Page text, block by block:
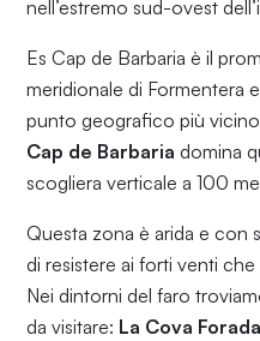
nell’estremo sud-ovest
Es Cap de Barbaria è il
meridionale di Formentera
punto geografico più
Cap de Barbaria domina
scogliera verticale a 100
Questa zona è arida e con
di resistere ai forti venti
Nei dintorni del faro
da visitare: La Cova